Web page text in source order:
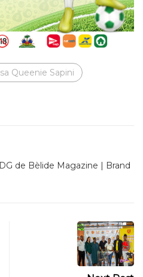
Queenie Sapini
de Bèlide Magazine | Brand